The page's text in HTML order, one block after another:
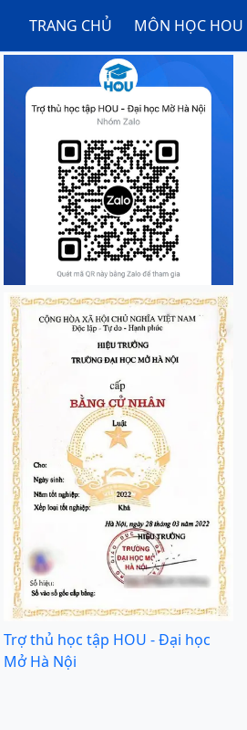
TRANG CHỦ MÔN HỌC HOU
Trợ thủ học tập HOU - Đại học
Mở Hà Nội